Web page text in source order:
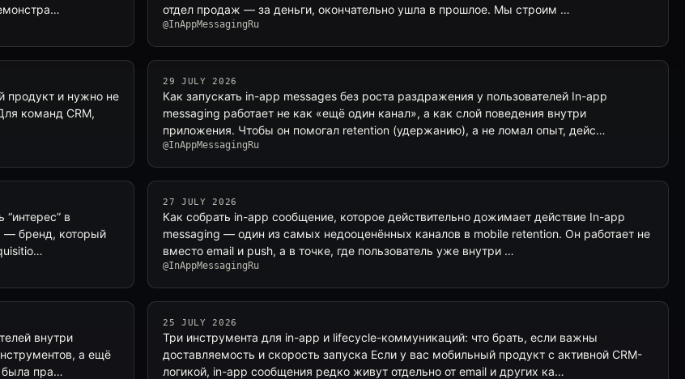
отдел продаж — за деньги, окончательно ушла в прошлое. Мы строим …
@InAppMessagingRu
продукт и нужно не
команд CRM,
29 JULY 2026
Как запускать in-app messages без роста раздражения у пользователей In-app
messaging работает не как «ещё один канал», а как слой поведения внутри
приложения. Чтобы он помогал retention (удержанию), а не ломал опыт, дейс…
@InAppMessagingRu
в
— бренд, который
27 JULY 2026
Как собрать in-app сообщение, которое действительно дожимает действие In-app
messaging — один из самых недооценённых каналов в mobile retention. Он работает не
вместо email и push, а в точке, где пользователь уже внутри …
@InAppMessagingRu
внутри
а ещё
была пра…
25 JULY 2026
Три инструмента для in-app и lifecycle-коммуникаций: что брать, если важны
доставляемость и скорость запуска Если у вас мобильный продукт с активной CRM-
логикой, in-app сообщения редко живут отдельно от email и других ка…